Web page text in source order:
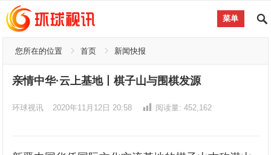
菜单
您所在的位置 首页 新闻快报
亲情中华·云上基地丨棋子山与围棋发源
环球视讯 2020年11月12日 20:58 阅读量: 452,162